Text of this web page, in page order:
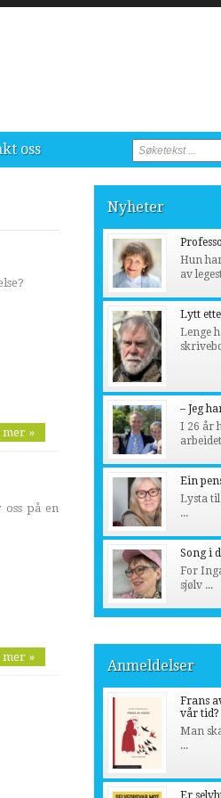
oss
mer »
på en
mer »
Nyheter
Hun
av
Lytt
Lenge
– Jeg
I 26 år
Ein
Lysta
...
Song i
For
sjølv ...
Anmeldelser
Frans
vår tid?
Man
...
Er